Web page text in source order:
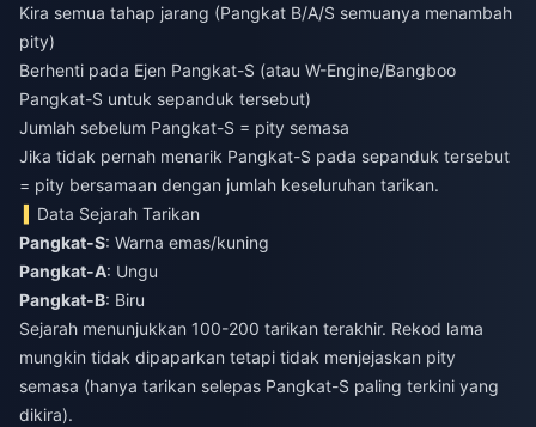
Kira semua tahap jarang (Pangkat B/A/S semuanya menambah
pity)
Berhenti pada Ejen Pangkat-S (atau W-Engine/Bangboo
Pangkat-S untuk sepanduk tersebut)
Jumlah sebelum Pangkat-S = pity semasa
Jika tidak pernah menarik Pangkat-S pada sepanduk tersebut
= pity bersamaan dengan jumlah keseluruhan tarikan.
Data Sejarah Tarikan
Pangkat-S: Warna emas/kuning
Pangkat-A: Ungu
Pangkat-B: Biru
Sejarah menunjukkan 100-200 tarikan terakhir. Rekod lama
mungkin tidak dipaparkan tetapi tidak menjejaskan pity
semasa (hanya tarikan selepas Pangkat-S paling terkini yang
dikira).